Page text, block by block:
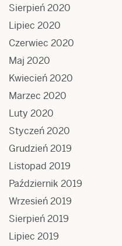
Sierpień 2020
Lipiec 2020
Czerwiec 2020
Maj 2020
Kwiecień 2020
Marzec 2020
Luty 2020
Styczeń 2020
Grudzień 2019
Listopad 2019
Październik 2019
Wrzesień 2019
Sierpień 2019
Lipiec 2019